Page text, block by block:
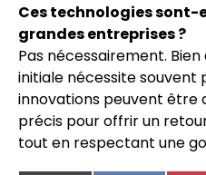
Ces technologies sont-
grandes entreprises ?
Pas nécessairement.
initiale nécessite souvent
innovations peuvent être
précis pour offrir un
tout en respectant une